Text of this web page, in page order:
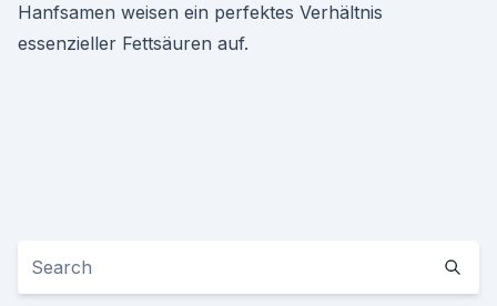
Hanfsamen weisen ein perfektes Verhältnis
essenzieller Fettsäuren auf.